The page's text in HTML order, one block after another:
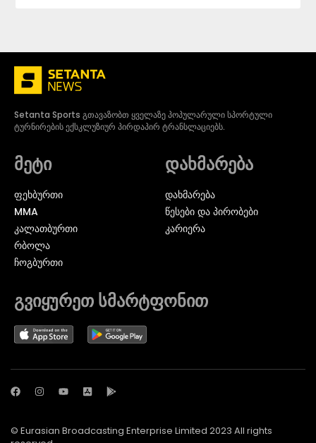
Setanta Sports გთავაზობთ ყველაზე პოპულარული სპორტული
ტურნირების ექსკლუზიურ პირდაპირ ტრანსლაციებს.
მეტი
ᲤᲔᲮᲑᲣᲠᲗᲘ
MMA
ᲙᲐᲚᲐᲗᲑᲣᲠᲗᲘ
ᲠᲑᲝᲚᲐ
ᲩᲝᲒᲑᲣᲠᲗᲘ
დახმარება
დახმარება
წესები და პირობები
კარიერა
გვიყურეთ სმარტფონით
© Eurasian Broadcasting Enterprise Limited 2023 All rights